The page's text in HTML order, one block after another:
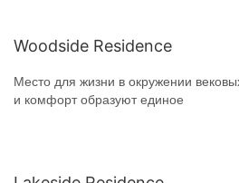
Woodside Residence
Место для жизни в окружении
и комфорт образуют единое